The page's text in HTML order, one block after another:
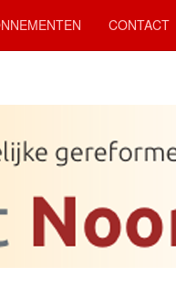
CONTACT